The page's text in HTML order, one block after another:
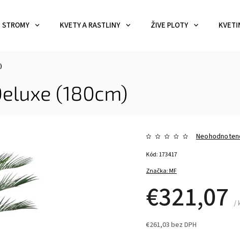
STROMY KVETY A RASTLINY ŽIVE PLOTY
(180cm)
Značka:MF
€321,07/
€261,03 bez DPH
Kód: 173417